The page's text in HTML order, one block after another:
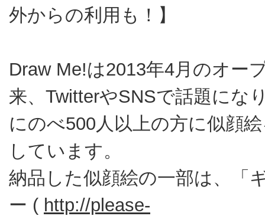
外からの利用も！】
Draw Me!は2013年4月のオー
来、TwitterやSNSで話題にな
にのべ500人以上の方に似顔
しています。
納品した似顔絵の一部は、「
ー ( http://please-